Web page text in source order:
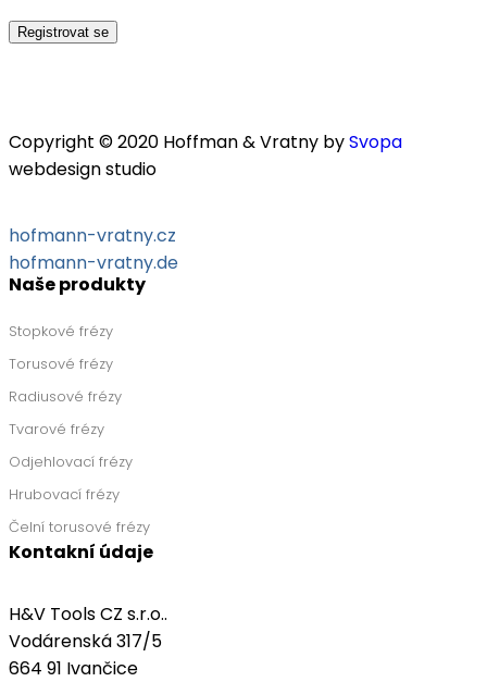
Registrovat se
Copyright © 2020 Hoffman & Vratny bySvopa
webdesign studio
hofmann-vratny.cz
hofmann-vratny.de
Naše produkty
Stopkové frézy
Torusové frézy
Radiusové frézy
Tvarové frézy
Odjehlovací frézy
Hrubovací frézy
Čelní torusové frézy
Kontakní údaje
H&V Tools CZ s.r.o..
Vodárenská 317/5
664 91 Ivančice